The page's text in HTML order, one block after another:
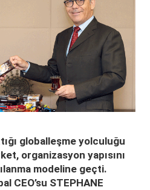
globalleşme yolculuğu
organizasyon yapısını
modeline geçti.
CEO’su STEPHANE